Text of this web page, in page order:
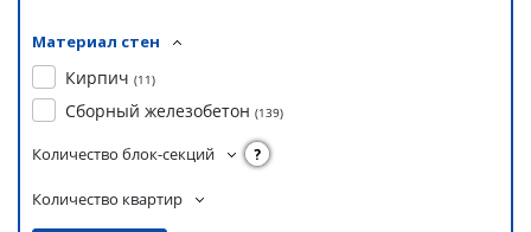
Материал стен
Кирпич (11)
Сборный железобетон (139)
Количество блок-секций ?
Количество квартир